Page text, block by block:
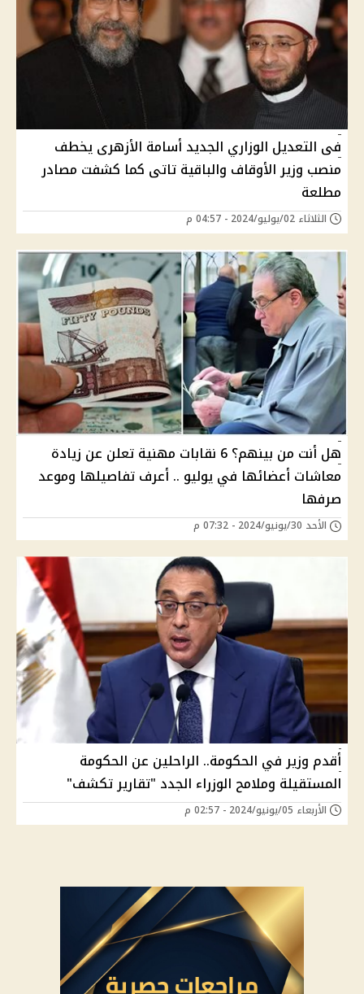
فى التعديل الوزاري الجديد أسامة الأزهرى يخطف
منصب وزير الأوقاف والباقية تاتى كما كشفت مصادر
مطلعة
الثلاثاء 02/يوليو/2024 - 04:57 م
هل أنت من بينهم؟ 6 نقابات مهنية تعلن عن زيادة
معاشات أعضائها في يوليو .. أعرف تفاصيلها وموعد
صرفها
الأحد 30/يونيو/2024 - 07:32 م
أقدم وزير في الحكومة.. الراحلين عن الحكومة
المستقيلة وملامح الوزراء الجدد "تقارير تكشف"
الأربعاء 05/يونيو/2024 - 02:57 م